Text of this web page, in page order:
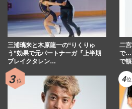
三浦璃来と木原龍一の“りくりゅ
う”効果で元パートナーガ『上半期
ブレイクタレン…
二
で…
で